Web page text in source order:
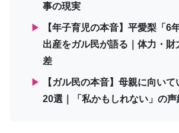
事の現実
▶
【年子育児の本音】平愛梨「6
出産をガル民が語る｜体力・財
差
▶
【ガル民の本音】母親に向い
20選｜「私かもしれない」の声